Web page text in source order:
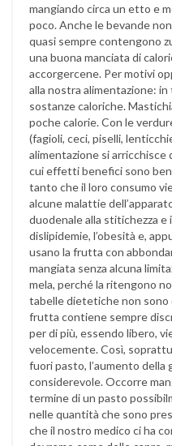
mangiando circa un etto e
poco. Anche le bevande
quasi sempre contengono
una buona manciata di
accorgercene. Per motivi
alla nostra alimentazione:
sostanze caloriche.
poche calorie. Con le
(fagioli, ceci, piselli,
alimentazione si arricchisce
cui effetti benefici sono
tanto che il loro consumo
alcune malattie
duodenale alla stitichezza e
dislipidemie, l’obesità e,
usano la frutta con
mangiata senza alcuna
mela, perché la ritengono
tabelle dietetiche non sono
frutta contiene sempre
per di più, essendo libero,
velocemente. Così,
fuori pasto, l’aumento della
considerevole. Occorre
termine di un pasto
nelle quantità che sono
che il nostro medico ci ha